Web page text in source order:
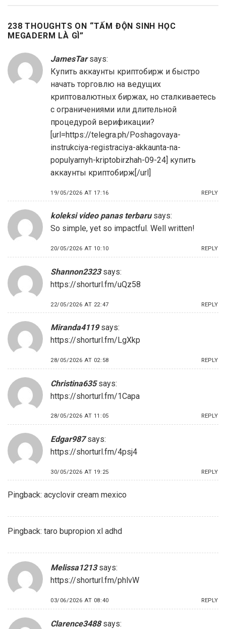
238 THOUGHTS ON “TẤM ĐỘN SINH HỌC
MEGADERM LÀ GÌ”
JamesTar says:
Купить аккаунты криптобирж и быстро
начать торговлю на ведущих
криптовалютных биржах, но сталкиваетесь
с ограничениями или длительной
процедурой верификации?
[url=https://telegra.ph/Poshagovaya-
instrukciya-registraciya-akkaunta-na-
populyarnyh-kriptobirzhah-09-24] купить
аккаунты криптобирж[/url]
19/05/2026 AT 17:16 REPLY
koleksi video panas terbaru says:
So simple, yet so impactful. Well written!
20/05/2026 AT 10:10 REPLY
Shannon2323 says:
https://shorturl.fm/uQz58
22/05/2026 AT 22:47 REPLY
Miranda4119 says:
https://shorturl.fm/LgXkp
28/05/2026 AT 02:58 REPLY
Christina635 says:
https://shorturl.fm/1Capa
28/05/2026 AT 11:05 REPLY
Edgar987 says:
https://shorturl.fm/4psj4
30/05/2026 AT 19:25 REPLY
Pingback: acyclovir cream mexico
Pingback: taro bupropion xl adhd
Melissa1213 says:
https://shorturl.fm/phlvW
03/06/2026 AT 08:40 REPLY
Clarence3488 says: